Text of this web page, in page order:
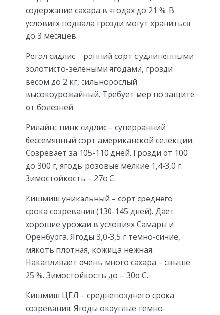
содержание сахара в ягодах до 21 %. В
условиях подвала грозди могут храниться
до 3 месяцев.
Регал сидлис – ранний сорт с удлиненными
золотисто-зелеными ягодами, грозди
весом до 2 кг, сильнорослый,
высокоурожайный. Требует мер по защите
от болезней.
Рилайнс пинк сидлис – суперранний
бессемянный сорт американской селекции.
Созревает за 105-110 дней. Грозди от 100
до 300 г, ягоды розовые мелкие 1,4-3,0 г.
Зимостойкость – 27о С.
Кишмиш уникальный – сорт среднего
срока созревания (130-145 дней). Дает
хорошие урожаи в условиях Самары и
Оренбурга. Ягоды 3,0-3,5 г темно-синие,
мякоть плотная, кожица нежная.
Накапливает очень много сахара – свыше
25 %. Зимостойкость до – 30о С.
Кишмиш ЦГЛ – среднепозднего срока
созревания. Ягоды округлые темно-